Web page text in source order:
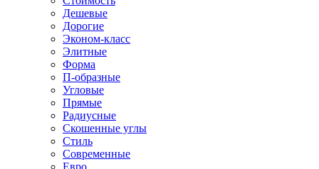
Дешевые
Дорогие
Эконом-класс
Элитные
Форма
П-образные
Угловые
Прямые
Радиусные
Скошенные углы
Стиль
Современные
Евро